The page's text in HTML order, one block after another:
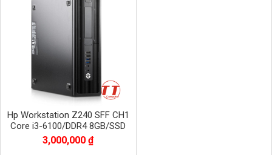
Hp Workstation Z240 SFF CH1
Core i3-6100/DDR4 8GB/SSD
256G NVME +HDD500G
3,000,000 ₫